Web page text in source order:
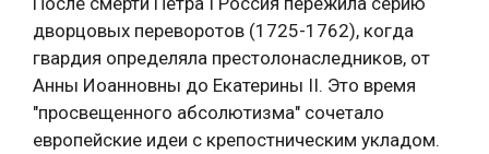
дворцовых переворотов (1725-1762), когда
гвардия определяла престолонаследников, от
Анны Иоанновны до Екатерины II. Это время
"просвещенного абсолютизма" сочетало
европейские идеи с крепостническим укладом.